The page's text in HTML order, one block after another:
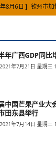
8月6日 ] 钦州市加
8月5日 ] 广西巩固
8月5日 ] 广西糖业
8月7日 ]
广西集
年广西GDP同比
2021年7月21日 星期三
中国芒果产业大
田东县举行
2021年7月14日 星期三